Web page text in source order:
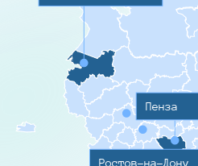
Ростов-на-Дону
Пенза